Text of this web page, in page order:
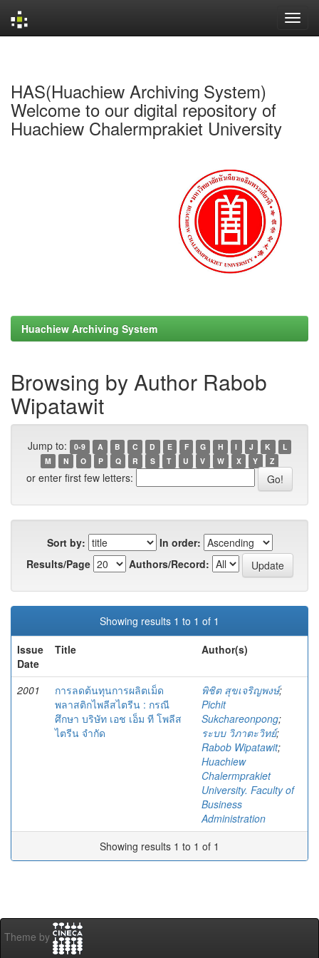
HAS(Huachiew Archiving System)
Welcome to our digital repository of
Huachiew Chalermprakiet University
Huachiew Archiving System
Browsing by Author Rabob
Wipatawit
Jump to: 0-9 A B C D E F G H I J K
L
M
N O P Q R S T U V W X Y Z
or enter first few letters:
Sort by:
In order:
Results/Page
Authors/Record:
Showing results 1 to 1 of 1
Issue
Date
Title Author(s)
2001
การลดต้นทุนการผลิตเม็ด
พลาสติกไพลีสไตรีน : กรณี
ศึกษา บริษัท เอช เอ็ม ที โพลีส
ไตรีน จำกัด
พิชิต สุขเจริญพงษ์;
Pichit
Sukchareonpong;
ระบบ วิภาตะวิทย์;
Rabob Wipatawit;
Huachiew
Chalermprakiet
University. Faculty of
Business
Administration
Showing results 1 to 1 of 1
Theme by